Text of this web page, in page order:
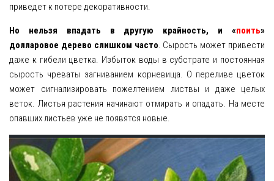
приведет к потере декоративности.
Но нельзя впадать в другую крайность, и «поить»
долларовое дерево слишком часто . Сырость может привести
даже к гибели цветка. Избыток воды в субстрате и постоянная
сырость чреваты загниванием корневища. О переливе цветок
может сигнализировать пожелтением листвы и даже целых
веток. Листья растения начинают отмирать и опадать. На месте
опавших листьев уже не появятся новые.